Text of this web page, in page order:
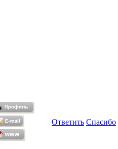
Ответить Спасибо